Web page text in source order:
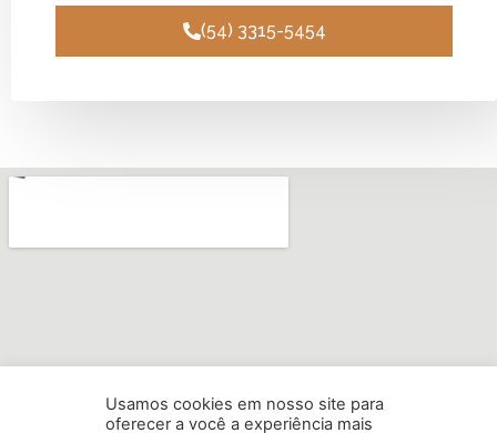
(54) 3315-5454
Usamos cookies em nosso site para
oferecer a você a experiência mais